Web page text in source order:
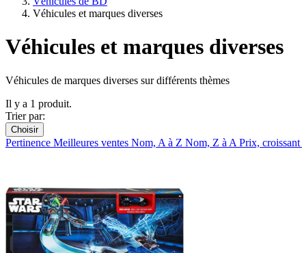
Véhicules et marques diverses
Véhicules et marques diverses
Véhicules de marques diverses sur différents thèmes
Il y a 1 produit.
Trier par:
Choisir
Pertinence Meilleures ventes Nom, A à Z Nom, Z à A Prix, croissant